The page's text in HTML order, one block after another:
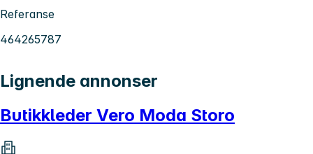
Referanse
464265787
Lignende annonser
Butikkleder Vero Moda Storo